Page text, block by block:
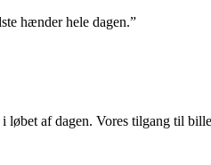
hænder hele dagen.”
af dagen. Vores tilgang til